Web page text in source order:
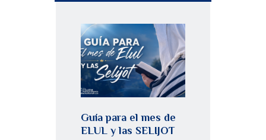
Guía para el mes de
ELUL y las SELIJOT